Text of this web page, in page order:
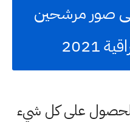
صور مرشحين
2021
للحصول على كل شيء